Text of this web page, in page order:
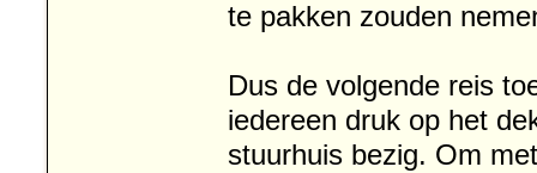
te pakken zouden
Dus de volgende reis
iedereen druk op het
stuurhuis bezig. Om